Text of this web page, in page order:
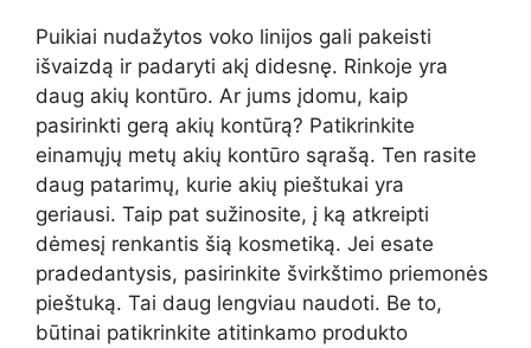
Puikiai nudažytos voko linijos gali pakeisti
išvaizdą ir padaryti akį didesnę. Rinkoje yra
daug akių kontūro. Ar jums įdomu, kaip
pasirinkti gerą akių kontūrą? Patikrinkite
einamųjų metų akių kontūro sąrašą. Ten rasite
daug patarimų, kurie akių pieštukai yra
geriausi. Taip pat sužinosite, į ką atkreipti
dėmesį renkantis šią kosmetiką. Jei esate
pradedantysis, pasirinkite švirkštimo priemonės
pieštuką. Tai daug lengviau naudoti. Be to,
būtinai patikrinkite atitinkamo produkto